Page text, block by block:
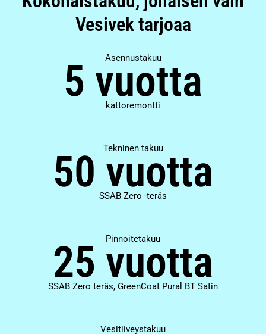
Vesivek tarjoaa
Asennustakuu
5 vuotta
kattoremontti
Tekninen takuu
50 vuotta
SSAB Zero -teräs
Pinnoitetakuu
25 vuotta
SSAB Zero teräs, GreenCoat Pural BT Satin
Vesitiiveystakuu